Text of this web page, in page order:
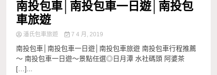
南投包車│南投包車一日遊│南投包
車旅遊
潘氏包車旅遊 7 4 月, 2019
南投包車│南投包車一日遊│南投包車旅遊 南投包車行程推薦
～ 南投包車一日遊～景點任選◎日月潭 水社碼頭 阿婆茶
[…]...